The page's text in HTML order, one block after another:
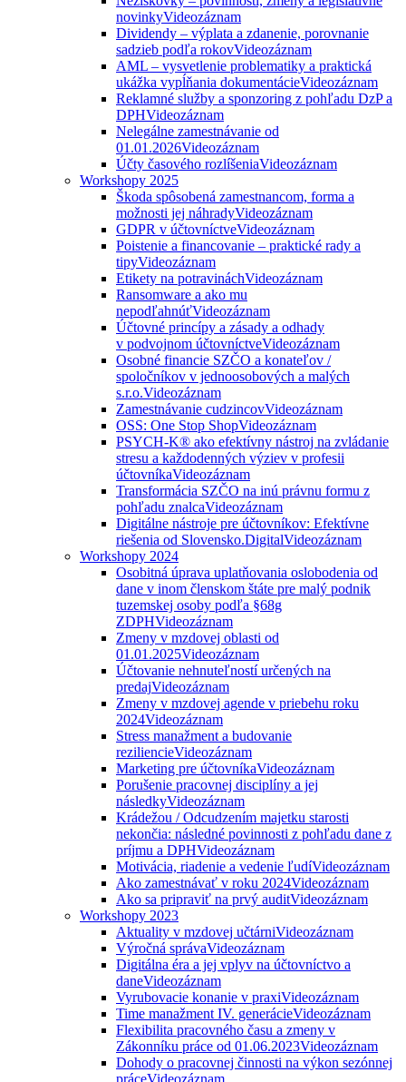
novinkyVideozáznam
Dividendy – výplata a zdanenie, porovnanie
sadzieb podľa rokovVideozáznam
AML – vysvetlenie problematiky a praktická
ukážka vypĺňania dokumentácieVideozáznam
Reklamné služby a sponzoring z pohľadu DzP a
DPHVideozáznam
Nelegálne zamestnávanie od
01.01.2026Videozáznam
Účty časového rozlíšeniaVideozáznam
Workshopy 2025
Škoda spôsobená zamestnancom, forma a
možnosti jej náhradyVideozáznam
GDPR v účtovníctveVideozáznam
Poistenie a financovanie – praktické rady a
tipyVideozáznam
Etikety na potravináchVideozáznam
Ransomware a ako mu
nepodľahnúťVideozáznam
Účtovné princípy a zásady a odhady
v podvojnom účtovníctveVideozáznam
Osobné financie SZČO a konateľov /
spoločníkov v jednoosobových a malých
s.r.o.Videozáznam
Zamestnávanie cudzincovVideozáznam
OSS: One Stop ShopVideozáznam
PSYCH-K® ako efektívny nástroj na zvládanie
stresu a každodenných výziev v profesii
účtovníkaVideozáznam
Transformácia SZČO na inú právnu formu z
pohľadu znalcaVideozáznam
Digitálne nástroje pre účtovníkov: Efektívne
riešenia od Slovensko.DigitalVideozáznam
Workshopy 2024
Osobitná úprava uplatňovania oslobodenia od
dane v inom členskom štáte pre malý podnik
tuzemskej osoby podľa §68g
ZDPHVideozáznam
Zmeny v mzdovej oblasti od
01.01.2025Videozáznam
Účtovanie nehnuteľností určených na
predajVideozáznam
Zmeny v mzdovej agende v priebehu roku
2024Videozáznam
Stress manažment a budovanie
reziliencieVideozáznam
Marketing pre účtovníkaVideozáznam
Porušenie pracovnej disciplíny a jej
následkyVideozáznam
Krádežou / Odcudzením majetku starosti
nekončia: následné povinnosti z pohľadu dane z
príjmu a DPHVideozáznam
Motivácia, riadenie a vedenie ľudíVideozáznam
Ako zamestnávať v roku 2024Videozáznam
Ako sa pripraviť na prvý auditVideozáznam
Workshopy 2023
Aktuality v mzdovej učtárniVideozáznam
Výročná správaVideozáznam
Digitálna éra a jej vplyv na účtovníctvo a
daneVideozáznam
Vyrubovacie konanie v praxiVideozáznam
Time manažment IV. generácieVideozáznam
Flexibilita pracovného času a zmeny v
Zákonníku práce od 01.06.2023Videozáznam
Dohody o pracovnej činnosti na výkon sezónnej
práceVideozáznam